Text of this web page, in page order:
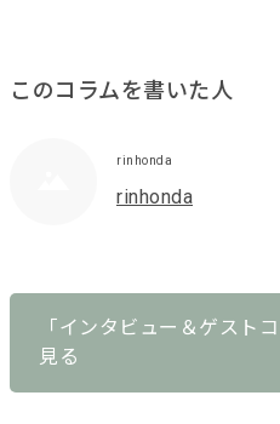
このコラムを書いた人
rinhonda
rinhonda
「インタビュー＆ゲスト
見る